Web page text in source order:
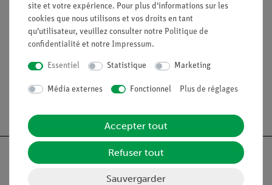
Article n° :KLA-110-125
Osmomètre
site et votre expérience. Pour plus d'informations sur les
cookies que nous utilisons et vos droits en tant
qu'utilisateur, veuillez consulter notre Politique de
confidentialité et notre Impressum.
Essentiel Statistique Marketing
Média externes Fonctionnel Plus de réglages
Accepter tout
Refuser tout
Sauvergarder